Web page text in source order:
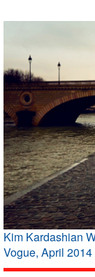
Kim Kardashian
Vogue, April 2014